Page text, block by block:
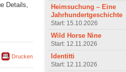
Details,
Drucken
Heimsuchung – Eine
Jahrhundertgeschichte
Start: 15.10.2026
Wild Horse Nine
Start: 12.11.2026
Identitti
Start: 12.11.2026